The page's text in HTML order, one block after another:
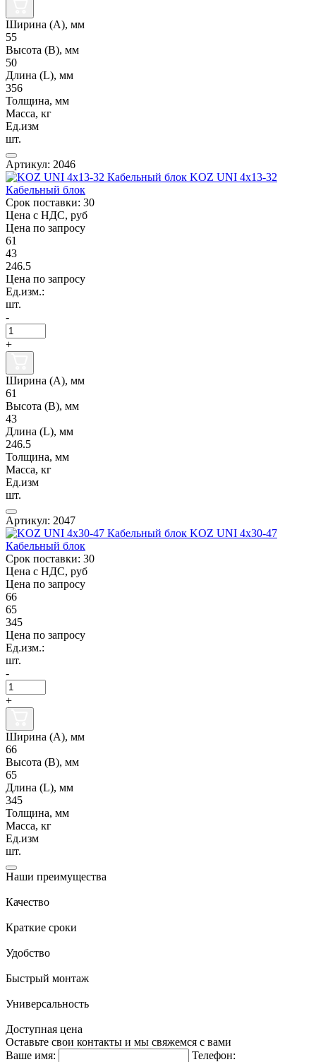
Ширина (А), мм
55
Высота (В), мм
50
Длина (L), мм
356
Толщина, мм
Масса, кг
Ед.изм
шт.
Артикул: 2046
KOZ UNI 4x13-32
Кабельный блок
Срок поставки: 30
Цена с НДС, руб
Цена по запросу
61
43
246.5
Цена по запросу
Ед.изм.:
шт.
-
+
Ширина (А), мм
61
Высота (В), мм
43
Длина (L), мм
246.5
Толщина, мм
Масса, кг
Ед.изм
шт.
Артикул: 2047
KOZ UNI 4x30-47
Кабельный блок
Срок поставки: 30
Цена с НДС, руб
Цена по запросу
66
65
345
Цена по запросу
Ед.изм.:
шт.
-
+
Ширина (А), мм
66
Высота (В), мм
65
Длина (L), мм
345
Толщина, мм
Масса, кг
Ед.изм
шт.
Наши преимущества
Качество
Краткие сроки
Удобство
Быстрый монтаж
Универсальность
Доступная цена
Оставьте свои контакты и мы свяжемся с вами
Ваше имя:
Телефон: